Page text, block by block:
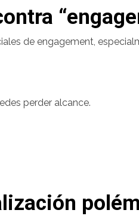
de engagement,
perder alcance.